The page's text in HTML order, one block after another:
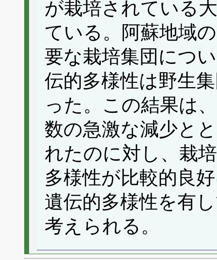
が栽培されている
ている。阿蘇地域
要な栽培集団につ
伝的多様性は野生
った。この結果は
数の急激な減少と
れたのに対し、栽
多様性が比較的良
遺伝的多様性を有
考えられる。